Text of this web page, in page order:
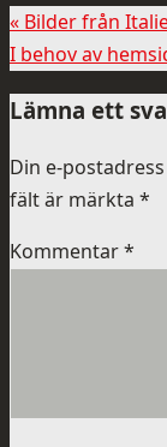
« Bilder från
I behov av
Lämna ett
Din e-
fält är märkta *
Kommentar*